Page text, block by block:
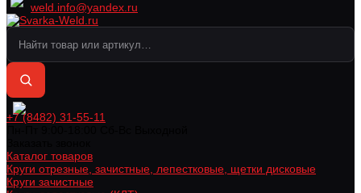
weld.info@yandex.ru
+7 (8482) 31-55-11
Каталог товаров
Круги отрезные, зачистные, лепестковые, щетки дисковые
Круги зачистные